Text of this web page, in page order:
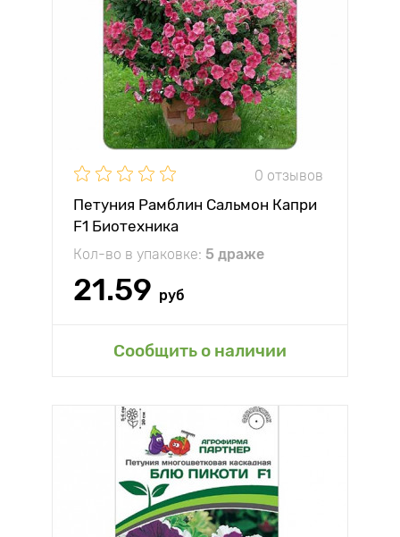
0 отзывов
Петуния Рамблин Сальмон Капри
F1 Биотехника
Кол-во в упаковке: 5 драже
21.59 руб
Сообщить о наличии